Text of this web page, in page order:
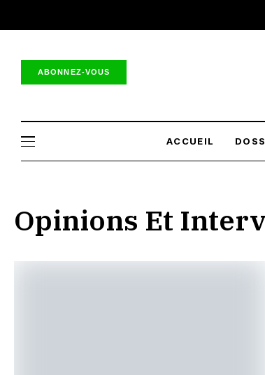
ABONNEZ-VOUS
ACCUEIL
Opinions Et